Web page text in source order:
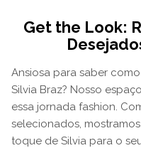
Get the Look:
Ansiosa para saber
Silvia Braz? Nosso
essa jornada fashion.
selecionados,
toque de Silvia para o